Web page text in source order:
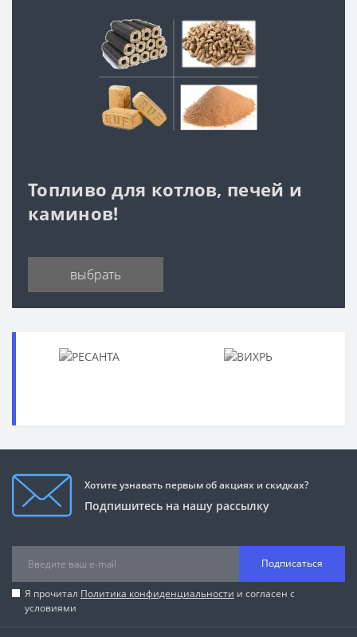
Топливо для котлов, печей и
каминов!
выбрать
Хотите узнавать первым об акциях и скидках?
Подпишитесь на нашу рассылку
Подписаться
Я прочитал Политика конфиденциальности и согласен с
условиями